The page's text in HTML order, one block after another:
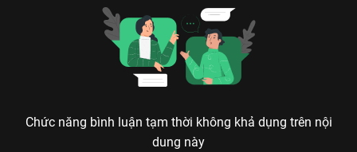
Chức năng bình luận tạm thời không khả dụng trên nội
dung này